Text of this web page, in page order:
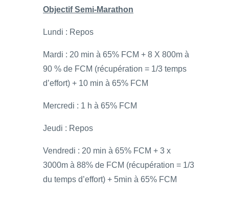
Objectif Semi-Marathon
Lundi : Repos
Mardi : 20 min à 65% FCM + 8 X 800m à
90 % de FCM (récupération = 1/3 temps
d’effort) + 10 min à 65% FCM
Mercredi : 1 h à 65% FCM
Jeudi : Repos
Vendredi : 20 min à 65% FCM + 3 x
3000m à 88% de FCM (récupération = 1/3
du temps d’effort) + 5min à 65% FCM